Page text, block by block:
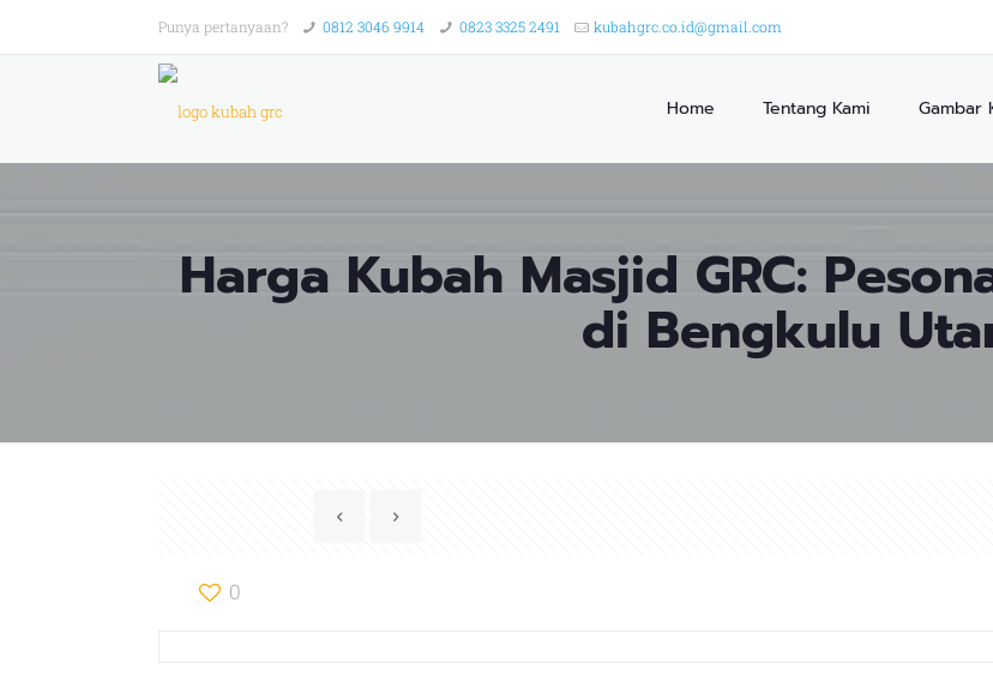
Punya pertanyaan? 0812 3046 9914 0823 3325 2491 kubahgrc.co.id@gmail.com
Home Tentang Kami Gambar
Harga Kubah Masjid GRC:
di Bengkulu
0